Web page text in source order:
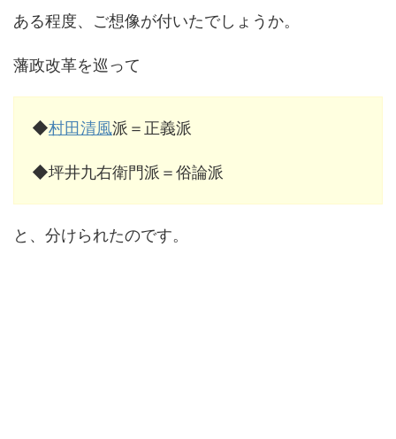
ある程度、ご想像が付いたでしょうか。
藩政改革を巡って
◆村田清風派＝正義派
◆坪井九右衛門派＝俗論派
と、分けられたのです。